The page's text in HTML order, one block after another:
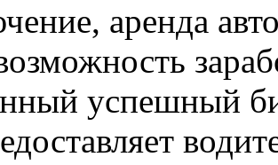
аренда
успешный